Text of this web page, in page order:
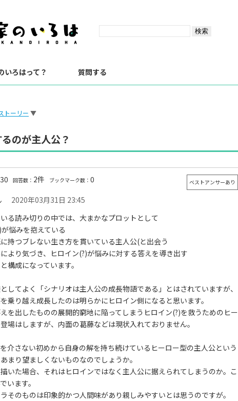
いろはって？ 質問する
トーリー ▼
のが主人公？
回答数： 2件 ブックマーク数： 0 ベストアンサーあり
2020年03月31日 23:45
る読み切りの中では、大まかなプロットとして
悩みを抱えている
持つブレない生き方を貫いている主人公(と出会う
より気づき、ヒロイン(?)が悩みに対する答えを導き出す
構成になっています。
してよく「シナリオは主人公の成長物語である」とはされていますが、
乗り越え成長したのは明らかにヒロイン側になると思います。
を出したものの展開的窮地に陥ってしまうヒロイン(?)を救うためのヒー
場はしますが、内面の葛藤などは現状入れておりません。
介さない初めから自身の解を持ち続けているヒーロー型の主人公という
まり望ましくないものなのでしょうか。
いた場合、それはヒロインではなく主人公に据えられてしまうのか。こ
います。
そのものは印象的かつ人間味があり親しみやすいとは思うのですが。